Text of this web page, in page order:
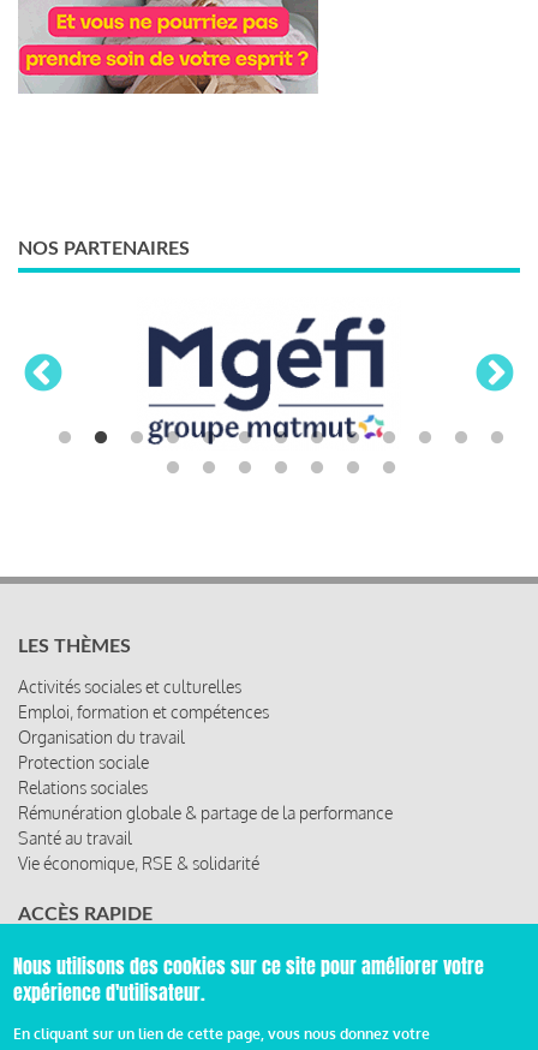
NOS PARTENAIRES
LES THÈMES
Activités sociales et culturelles
Emploi, formation et compétences
Organisation du travail
Protection sociale
Relations sociales
Rémunération globale & partage de la performance
Santé au travail
Vie économique, RSE & solidarité
ACCÈS RAPIDE
Les abonnements
Les rencontres
Les ressources
Nous utilisons des cookies sur ce site pour améliorer votre
expérience d'utilisateur.
En cliquant sur un lien de cette page, vous nous donnez votre